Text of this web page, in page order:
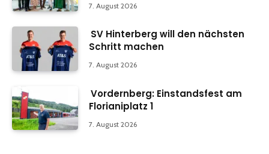
7. August 2026
SV Hinterberg will den nächsten
Schritt machen
7. August 2026
Vordernberg: Einstandsfest am
Florianiplatz 1
7. August 2026